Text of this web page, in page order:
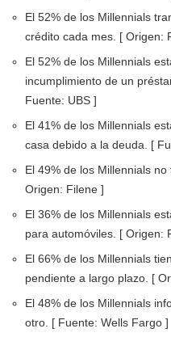
El 52% de los Millennials
crédito cada mes. [ Origen:
El 52% de los Millennials
incumplimiento de un
Fuente: UBS ]
El 41% de los Millennials
casa debido a la deuda. [
El 49% de los Millennials
Origen: Filene ]
El 36% de los Millennials
para automóviles. [ Origen:
El 66% de los Millennials
pendiente a largo plazo. [
El 48% de los Millennials
otro. [ Fuente: Wells Fargo ]